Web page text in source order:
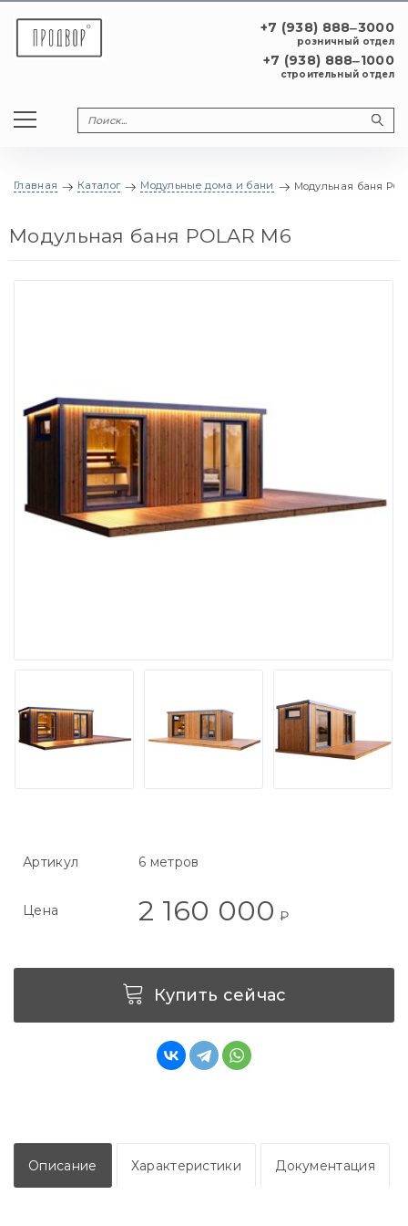
+7 (938) 888‒3000
розничный отдел
+7 (938) 888‒1000
строительный отдел
Главная Каталог Модульные дома и бани Модульная баня
Модульная баня POLAR М6
Артикул 6 метров
Цена 2 160 000 ₽
Купить сейчас
Описание Характеристики Документация